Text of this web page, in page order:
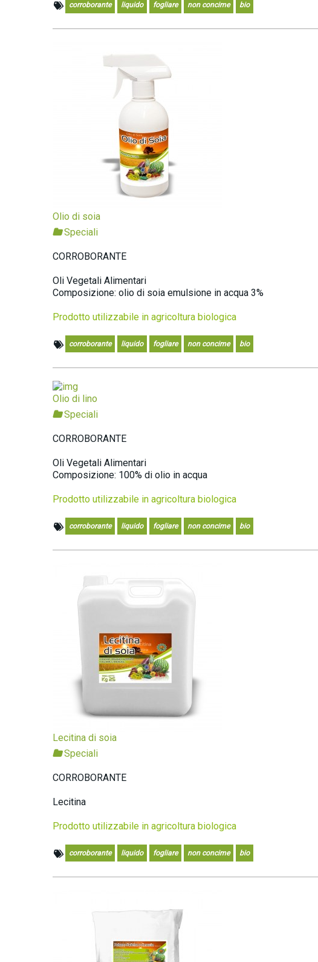
corroborante liquido fogliare non concime bio
Olio di soia
Speciali
CORROBORANTE
Oli Vegetali Alimentari
Composizione: olio di soia emulsione in acqua 3%
Prodotto utilizzabile in agricoltura biologica
corroborante liquido fogliare non concime bio
Olio di lino
Speciali
CORROBORANTE
Oli Vegetali Alimentari
Composizione: 100% di olio in acqua
Prodotto utilizzabile in agricoltura biologica
corroborante liquido fogliare non concime bio
Lecitina di soia
Speciali
CORROBORANTE
Lecitina
Prodotto utilizzabile in agricoltura biologica
corroborante liquido fogliare non concime bio